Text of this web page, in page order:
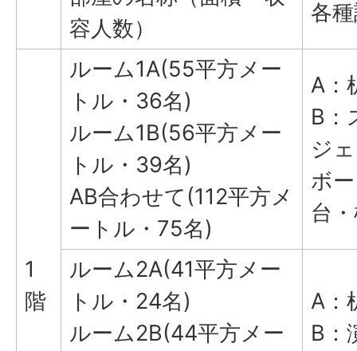
容人数）
各
1
階
ルーム1A(55平方メー
トル・36名)
ルーム1B(56平方メー
トル・39名)
AB合わせて(112平方メ
ートル・75名)
A：
B：
ジ
ボ
台
ルーム2A(41平方メー
トル・24名)
ルーム2B(44平方メー
A：
B：